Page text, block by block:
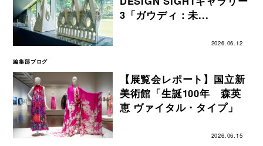
3「ガウディ：未...
2026.06.12
編集部ブログ
【展覧会レポート】国立新
美術館「生誕100年 森英
恵 ヴァイタル・タイプ」
2026.06.15